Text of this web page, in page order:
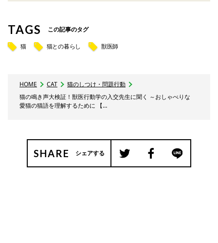
TAGS この記事のタグ
猫 猫との暮らし 獣医師
HOME CAT
猫のしつけ・問題行動
猫の鳴き声大検証！獣医行動学の入交先生に聞く ～おしゃべりな
愛猫の猫語を理解するために 【…
SHARE シェアする